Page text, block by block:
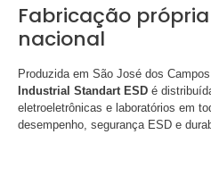
Fabricação
nacional
Produzida em São José dos
Industrial Standart ESD é
eletroeletrônicas e laboratórios em
desempenho, segurança ESD e